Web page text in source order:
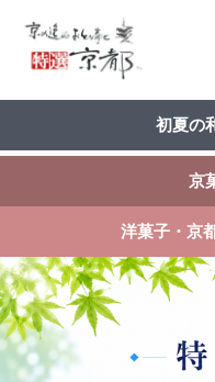
初夏の
京
洋菓子・京